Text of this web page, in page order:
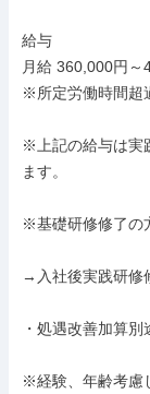
給与
月給 360,000円～
※所定労働時間超
※上記の給与は実
ます。
※基礎研修修了の
→入社後実践研修
・処遇改善加算
※経験、年齢考慮